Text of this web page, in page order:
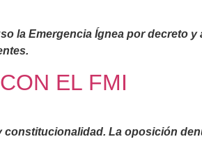
la Emergencia Ígnea por decreto y
EL FMI
constitucionalidad. La oposición